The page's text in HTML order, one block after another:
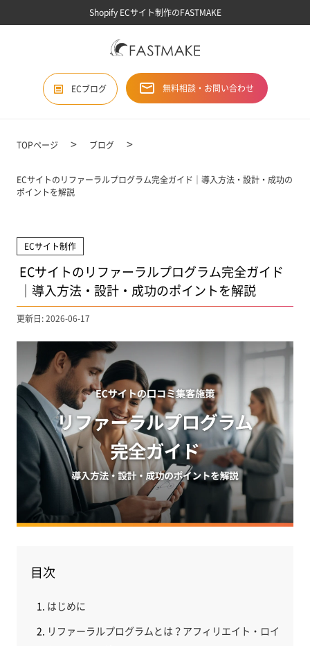
Shopify ECサイト制作のFASTMAKE
ECブログ 無料相談・お問い合わせ
TOPページ ブログ
ECサイトのリファーラルプログラム完全ガイド｜導入方法・設計・成功の
ポイントを解説
ECサイト制作
ECサイトのリファーラルプログラム完全ガイド
｜導入方法・設計・成功のポイントを解説
更新日: 2026-06-17
目次
はじめに
リファーラルプログラムとは？アフィリエイト・ロイ